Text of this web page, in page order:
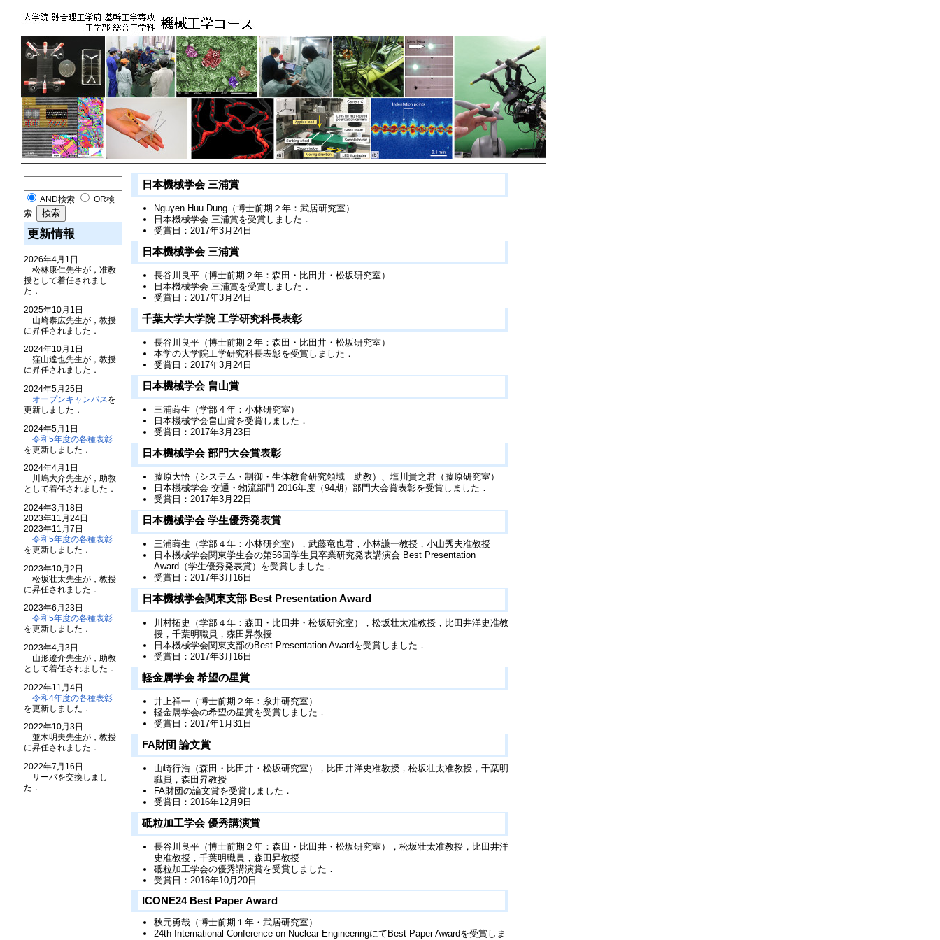
AND検索
OR検
索
更新情報
2026年4月1日
松林康仁先生が，准教
授として着任されまし
た．
2025年10月1日
山崎泰広先生が，教授
に昇任されました．
2024年10月1日
窪山達也先生が，教授
に昇任されました．
2024年5月25日
オープンキャンパス を
更新しました．
2024年5月1日
令和5年度の各種表彰
を更新しました．
2024年4月1日
川嶋大介先生が，助教
として着任されました．
2024年3月18日
2023年11月24日
2023年11月7日
令和5年度の各種表彰
を更新しました．
2023年10月2日
松坂壮太先生が，教授
に昇任されました．
2023年6月23日
令和5年度の各種表彰
を更新しました．
2023年4月3日
山形遼介先生が，助教
として着任されました．
2022年11月4日
令和4年度の各種表彰
を更新しました．
2022年10月3日
並木明夫先生が，教授
に昇任されました．
2022年7月16日
サーバを交換しまし
た．
日本機械学会 三浦賞
Nguyen Huu Dung（博士前期２年：武居研究室）
日本機械学会 三浦賞を受賞しました．
受賞日：2017年3月24日
日本機械学会 三浦賞
長谷川良平（博士前期２年：森田・比田井・松坂研究室）
日本機械学会 三浦賞を受賞しました．
受賞日：2017年3月24日
千葉大学大学院 工学研究科長表彰
長谷川良平（博士前期２年：森田・比田井・松坂研究室）
本学の大学院工学研究科長表彰を受賞しました．
受賞日：2017年3月24日
日本機械学会 畠山賞
三浦蒔生（学部４年：小林研究室）
日本機械学会畠山賞を受賞しました．
受賞日：2017年3月23日
日本機械学会 部門大会賞表彰
藤原大悟（システム・制御・生体教育研究領域 助教）、塩川貴之君（藤原研究室）
日本機械学会 交通・物流部門 2016年度（94期）部門大会賞表彰を受賞しました．
受賞日：2017年3月22日
日本機械学会 学生優秀発表賞
三浦蒔生（学部４年：小林研究室），武藤竜也君，小林謙一教授，小山秀夫准教授
日本機械学会関東学生会の第56回学生員卒業研究発表講演会 Best Presentation
Award（学生優秀発表賞）を受賞しました．
受賞日：2017年3月16日
日本機械学会関東支部 Best Presentation Award
川村拓史（学部４年：森田・比田井・松坂研究室），松坂壮太准教授，比田井洋史准教
授，千葉明職員，森田昇教授
日本機械学会関東支部のBest Presentation Awardを受賞しました．
受賞日：2017年3月16日
軽金属学会 希望の星賞
井上祥一（博士前期２年：糸井研究室）
軽金属学会の希望の星賞を受賞しました．
受賞日：2017年1月31日
FA財団 論文賞
山崎行浩（森田・比田井・松坂研究室），比田井洋史准教授，松坂壮太准教授，千葉明
職員，森田昇教授
FA財団の論文賞を受賞しました．
受賞日：2016年12月9日
砥粒加工学会 優秀講演賞
長谷川良平（博士前期２年：森田・比田井・松坂研究室），松坂壮太准教授，比田井洋
史准教授，千葉明職員，森田昇教授
砥粒加工学会の優秀講演賞を受賞しました．
受賞日：2016年10月20日
ICONE24 Best Paper Award
秋元勇哉（博士前期１年・武居研究室）
24th International Conference on Nuclear EngineeringにてBest Paper Awardを受賞しま